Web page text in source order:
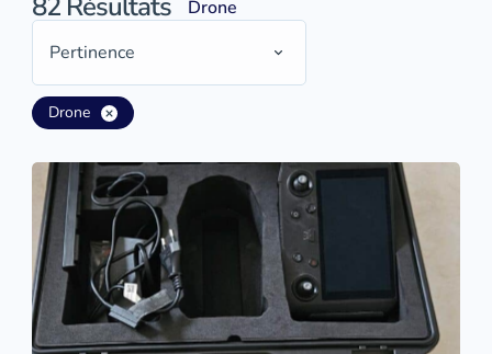
Drone
Pertinence
Drone